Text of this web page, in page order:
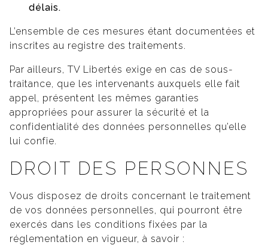
délais.
L’ensemble de ces mesures étant documentées et
inscrites au registre des traitements.
Par ailleurs, TV Libertés exige en cas de sous-
traitance, que les intervenants auxquels elle fait
appel, présentent les mêmes garanties
appropriées pour assurer la sécurité et la
confidentialité des données personnelles qu’elle
lui confie.
DROIT DES PERSONNES
Vous disposez de droits concernant le traitement
de vos données personnelles, qui pourront être
exercés dans les conditions fixées par la
réglementation en vigueur, à savoir :